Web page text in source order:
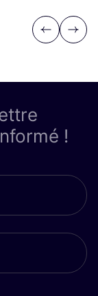
Previous
Next
!